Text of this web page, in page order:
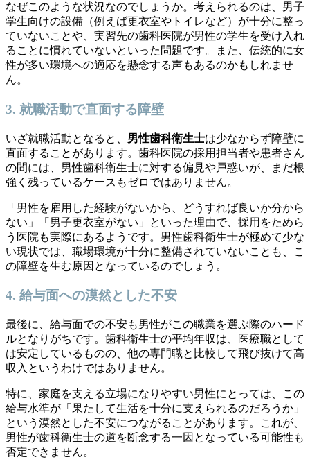
なぜこのような状況なのでしょうか。考えられるのは、男子
学生向けの設備（例えば更衣室やトイレなど）が十分に整っ
ていないことや、実習先の歯科医院が男性の学生を受け入れ
ることに慣れていないといった問題です。また、伝統的に女
性が多い環境への適応を懸念する声もあるのかもしれませ
ん。
3. 就職活動で直面する障壁
いざ就職活動となると、 男性歯科衛生士は少なからず障壁に
直面することがあります。歯科医院の採用担当者や患者さん
の間には、男性歯科衛生士に対する偏見や戸惑いが、まだ根
強く残っているケースもゼロではありません。
「男性を雇用した経験がないから、どうすれば良いか分から
ない」「男子更衣室がない」といった理由で、採用をためら
う医院も実際にあるようです。男性歯科衛生士が極めて少な
い現状では、職場環境が十分に整備されていないことも、こ
の障壁を生む原因となっているのでしょう。
4. 給与面への漠然とした不安
最後に、給与面での不安も男性がこの職業を選ぶ際のハード
ルとなりがちです。歯科衛生士の平均年収は、医療職として
は安定しているものの、他の専門職と比較して飛び抜けて高
収入というわけではありません。
特に、家庭を支える立場になりやすい男性にとっては、この
給与水準が「果たして生活を十分に支えられるのだろうか」
という漠然とした不安につながることがあります。これが、
男性が歯科衛生士の道を断念する一因となっている可能性も
否定できません。